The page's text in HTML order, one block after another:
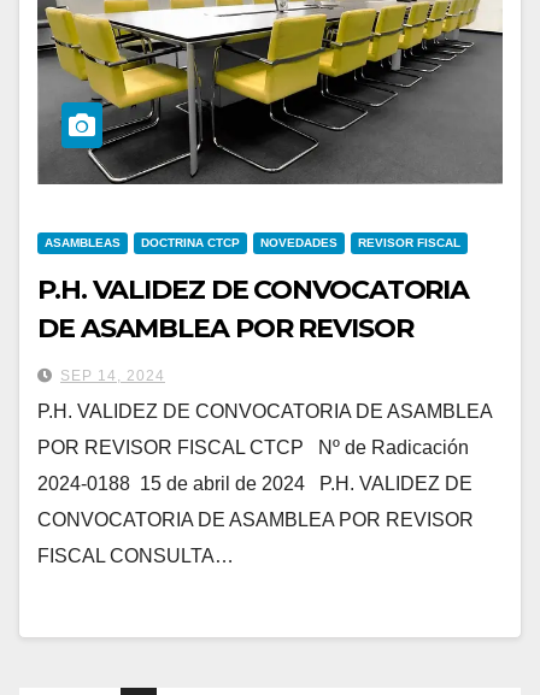
ASAMBLEAS DOCTRINA CTCP NOVEDADES REVISOR FISCAL
P.H. VALIDEZ DE CONVOCATORIA
DE ASAMBLEA POR REVISOR
FISCAL
SEP 14, 2024
P.H. VALIDEZ DE CONVOCATORIA DE ASAMBLEA
POR REVISOR FISCAL CTCP Nº de Radicación
2024-0188 15 de abril de 2024 P.H. VALIDEZ DE
CONVOCATORIA DE ASAMBLEA POR REVISOR
FISCAL CONSULTA…